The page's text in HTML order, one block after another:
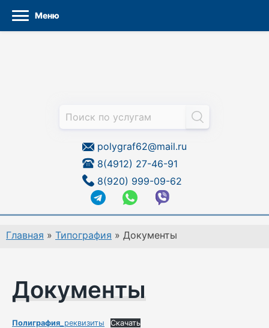
polygraf62@mail.ru
8(4912) 27-46-91
8(920) 999-09-62
Меню
Главная » Типография » Документы
Документы
Полиграфия _реквизиты Скачать